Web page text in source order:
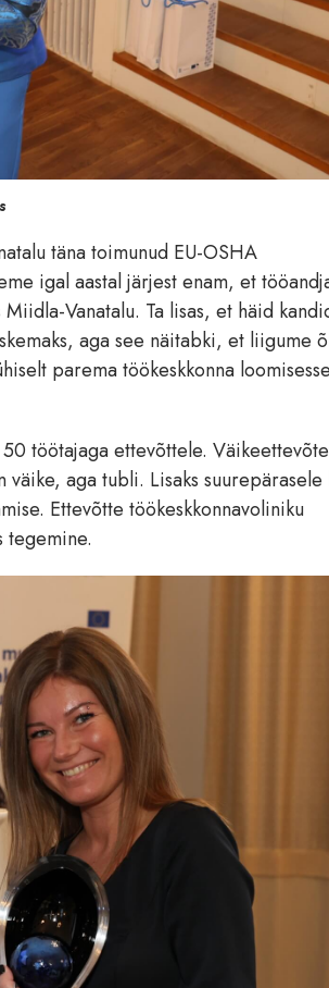
täna toimunud EU-OSHA
igal aastal järjest enam, et
Vanatalu. Ta lisas, et häid
aga see näitabki, et liigume
parema töökeskkonna
töötajaga ettevõttele.
aga tubli. Lisaks
Ettevõtte töökeskkonnavoliniku
tegemine.